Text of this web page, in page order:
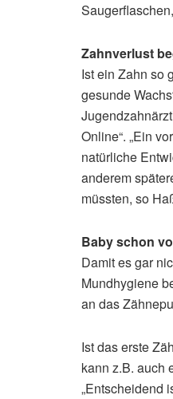
Zahnverlust
Ist ein Zahn so
gesunde
Online“. „Ein
natürliche
anderem
müssten, so
Baby schon
Damit es gar
Mundhygiene
an das
Ist das erste
kann z.B. auch
„Entscheidend